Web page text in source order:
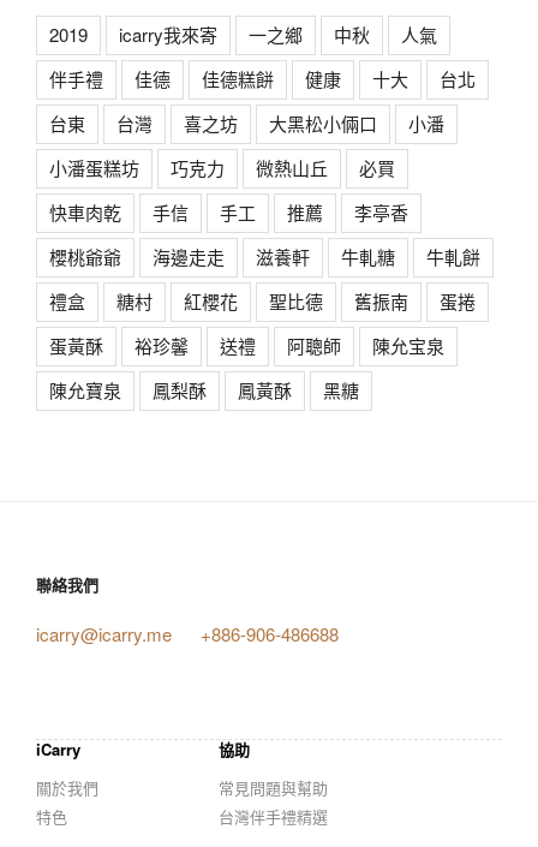
2019 icarry我來寄 一之鄉 中秋
人氣
伴手禮
佳德 佳德糕餅 健康 十大
台北
台東
台灣 喜之坊 大黑松小倆口
小潘
小潘蛋糕坊
巧克力 微熱山丘
必買
快車肉乾
手信 手工 推薦
李亭香
櫻桃爺爺
海邊走走 滋養軒 牛軋糖
牛軋餅
禮盒
糖村 紅櫻花 聖比德 舊振南
蛋捲
蛋黃酥
裕珍馨 送禮 阿聰師
陳允宝泉
陳允寶泉
鳳梨酥 鳳黃酥 黑糖
聯絡我們
icarry@icarry.me +886-906-486688
iCarry
關於我們
特色
協助
常見問題與幫助
台灣伴手禮精選